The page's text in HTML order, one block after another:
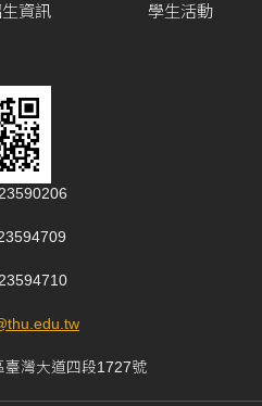
資訊 學生活動
灣大道四段1727號